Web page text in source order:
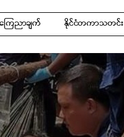
ေညာချက် နိုင်ငံတကာသတင်း